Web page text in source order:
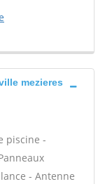
mezieres
piscine -
- Antenne